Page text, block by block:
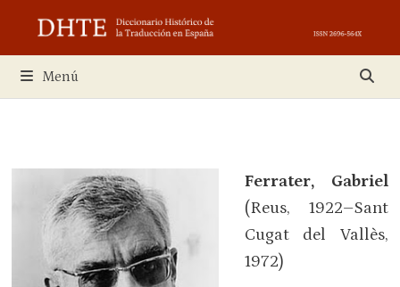
contenido
Menú
Ferrater, Gabriel
(Reus, 1922–Sant
Cugat del Vallès,
1972)